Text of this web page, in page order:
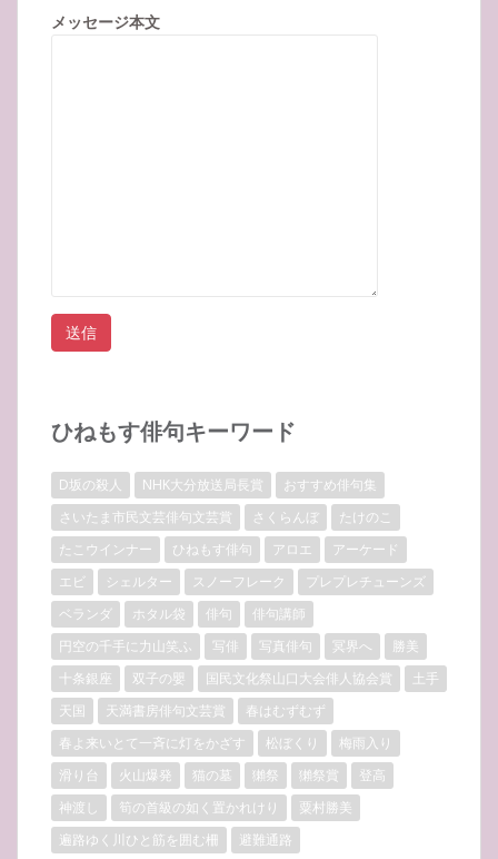
メッセージ本文
ひねもす俳句キーワード
D坂の殺人 NHK大分放送局長賞
おすすめ俳句集
さいたま市民文芸俳句文芸賞
さくらんぼ
たけのこ
たこウインナー
ひねもす俳句 アロエ
アーケード
エビ
シェルター スノーフレーク
プレプレチューンズ
ベランダ
ホタル袋 俳句
俳句講師
円空の千手に力山笑ふ
写俳 写真俳句 冥界へ
勝美
十条銀座
双子の嬰 国民文化祭山口大会俳人協会賞
土手
天国
天満書房俳句文芸賞
春はむずむず
春よ来いとて一斉に灯をかざす
松ぼくり
梅雨入り
滑り台
火山爆発 猫の墓 獺祭 獺祭賞
登高
神渡し
筍の首級の如く置かれけり
粟村勝美
遍路ゆく川ひと筋を囲む柵
避難通路